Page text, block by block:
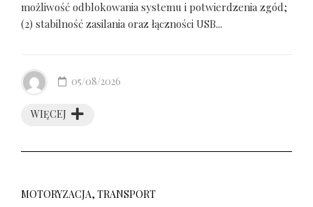
możliwość odblokowania systemu i potwierdzenia zgód;
(2) stabilność zasilania oraz łączności USB...
WIĘCEJ
05/08/2026
MOTORYZACJA, TRANSPORT